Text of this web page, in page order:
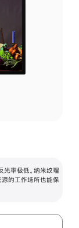
光率极低。纳米纹理
源的工作场所也能保